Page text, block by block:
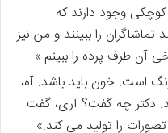
وجود دارند که
را ببینند و من نیز
آن طرف پرده را ببینم.»
است. خون باید باشد. آه،
دکتر چه گفت؟ آری، گفت
را تولید می کند.»